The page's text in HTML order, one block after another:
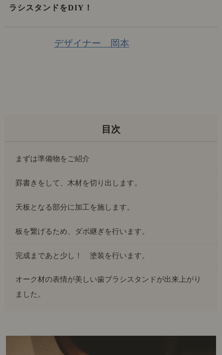
ラシスタンドをDIY！
デザイナー 岡本
まずは準備物をご紹介
罫書きをして、木材を切り出します。
天板となる部分に加工を施します。
板を繋げるため、ダボ継ぎを行います。
完成まであと少し！ 塗装を行います。
オーク材の表情が美しい歯ブラシスタンドが出来上がり
ました。